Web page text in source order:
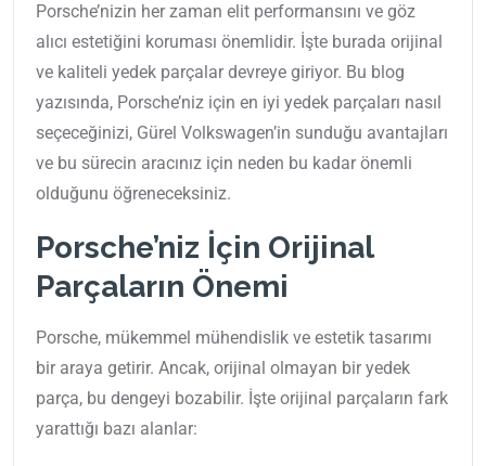
Porsche’nizin her zaman elit performansını ve göz
alıcı estetiğini koruması önemlidir. İşte burada orijinal
ve kaliteli yedek parçalar devreye giriyor. Bu blog
yazısında, Porsche’niz için en iyi yedek parçaları nasıl
seçeceğinizi, Gürel Volkswagen’in sunduğu avantajları
ve bu sürecin aracınız için neden bu kadar önemli
olduğunu öğreneceksiniz.
Porsche’niz İçin Orijinal
Parçaların Önemi
Porsche, mükemmel mühendislik ve estetik tasarımı
bir araya getirir. Ancak, orijinal olmayan bir yedek
parça, bu dengeyi bozabilir. İşte orijinal parçaların fark
yarattığı bazı alanlar: